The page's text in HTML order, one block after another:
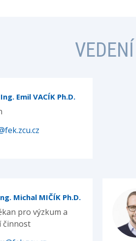
Emil VACÍK Ph.D.
Michal MIČÍK Ph.D.
pro výzkum a
činnost